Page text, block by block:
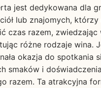
jest dedykowana dla
lub znajomych,
czas razem, zwiedzając
różne rodzaje wina.
okazja do spotkania
smaków i
razem. Ta atrakcyjna